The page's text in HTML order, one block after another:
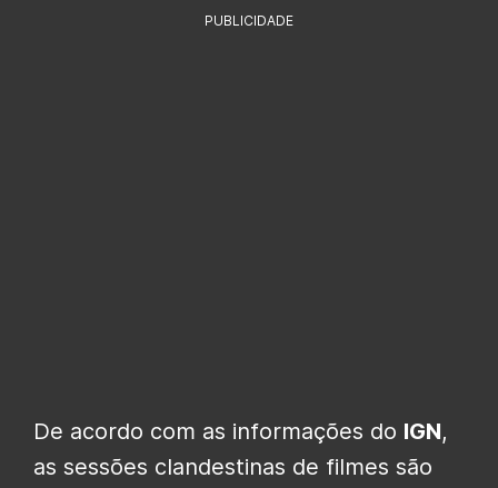
PUBLICIDADE
De acordo com as informações do IGN,
as sessões clandestinas de filmes são